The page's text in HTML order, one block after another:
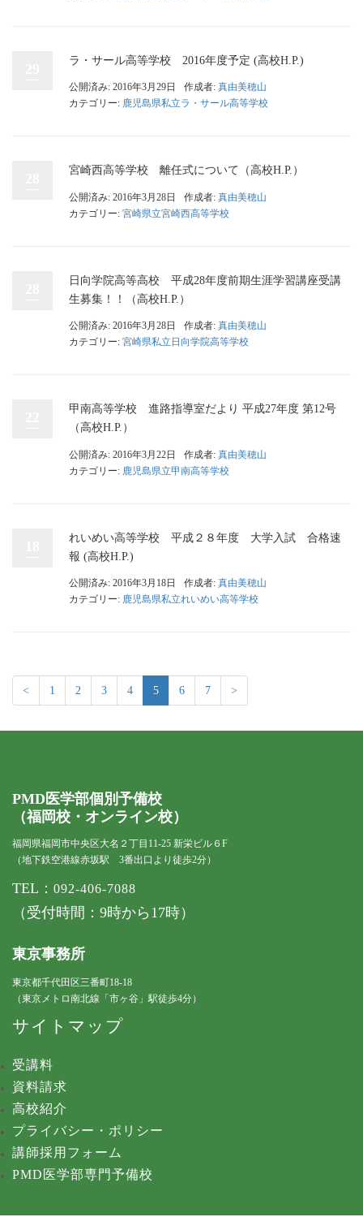
ラ・サール高等学校 2016年度予定 (高校H.P.)
公開済み: 2016年3月29日 作成者: 真由美穂山
カテゴリー: 鹿児島県私立ラ・サール高等学校
宮崎西高等学校 離任式について（高校H.P.）
公開済み: 2016年3月28日 作成者: 真由美穂山
カテゴリー: 宮崎県立宮崎西高等学校
日向学院高等高校 平成28年度前期生涯学習講座受講
生募集！！（高校H.P.）
公開済み: 2016年3月28日 作成者: 真由美穂山
カテゴリー: 宮崎県私立日向学院高等学校
甲南高等学校 進路指導室だより 平成27年度 第12号
（高校H.P.）
公開済み: 2016年3月22日 作成者: 真由美穂山
カテゴリー: 鹿児島県立甲南高等学校
れいめい高等学校 平成２８年度 大学入試 合格速
報 (高校H.P.)
公開済み: 2016年3月18日 作成者: 真由美穂山
カテゴリー: 鹿児島県私立れいめい高等学校
< 1 2 3 4 5 6 7 >
PMD医学部個別予備校
（福岡校・オンライン校）
福岡県福岡市中央区大名２丁目11-25 新栄ビル６F
（地下鉄空港線赤坂駅 3番出口より徒歩2分）
TEL： 092-406-7088
（受付時間：9時から17時）
東京事務所
東京都千代田区三番町18-18
（東京メトロ南北線「市ヶ谷」駅徒歩4分）
サイトマップ
受講料
資料請求
高校紹介
プライバシー・ポリシー
講師採用フォーム
PMD医学部専門予備校